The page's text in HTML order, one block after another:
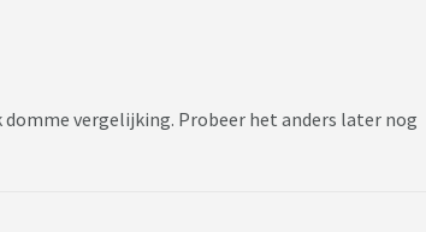
vergelijking. Probeer het anders later nog